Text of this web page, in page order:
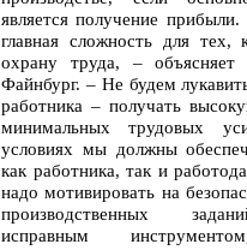
является получение
главная сложность для тех,
охрану труда, – объясняет
Файнбург. – Не будем
работника – получать
минимальных трудовых
условиях мы должны
как работника, так и
надо мотивировать на
производственных
исправным